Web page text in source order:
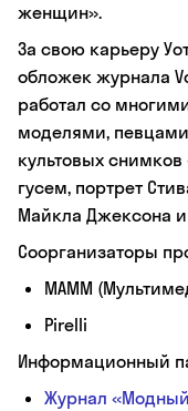
женщин».
За свою карьеру
обложек журнала
работал со
моделями,
культовых
гусем, портрет
Майкла Джексона и
Соорганизаторы
МАММ
Pirelli
Информационный
Журнал